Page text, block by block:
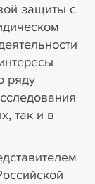
защиты с
ряду
так и в